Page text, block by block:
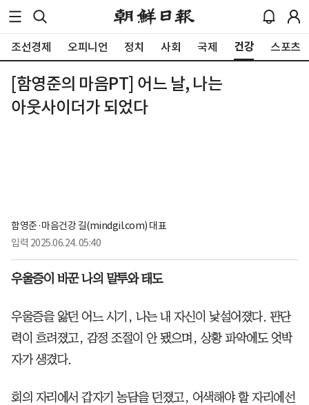
조선경제 오피니언 정치 사회 국제 건강 스포츠
[함영준의 마음PT] 어느 날, 나는
아웃사이더가 되었다
함영준·마음건강 길(mindgil.com) 대표
입력 2025.06.24. 05:40
우울증이 바꾼 나의 말투와 태도
우울증을 앓던 어느 시기, 나는 내 자신이 낯설어졌다. 판단
력이 흐려졌고, 감정 조절이 안 됐으며, 상황 파악에도 엇박
자가 생겼다.
회의 자리에서 갑자기 농담을 던졌고, 어색해야 할 자리에선